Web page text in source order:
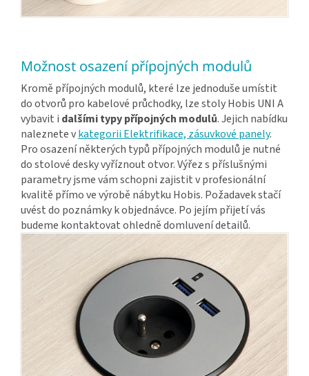
Možnost osazení přípojných modulů
Kromě přípojných modulů, které lze jednoduše umístit
do otvorů pro kabelové průchodky, lze stoly Hobis UNI A
vybavit i dalšími typy přípojných modulů. Jejich nabídku
naleznete vkategorii Elektrifikace, zásuvkové panely.
Pro osazení některých typů přípojných modulů je nutné
do stolové desky vyříznout otvor. Výřez s příslušnými
parametry jsme vám schopni zajistit v profesionální
kvalitě přímo ve výrobě nábytku Hobis. Požadavek stačí
uvést do poznámky k objednávce. Po jejím přijetí vás
budeme kontaktovat ohledně domluvení detailů.